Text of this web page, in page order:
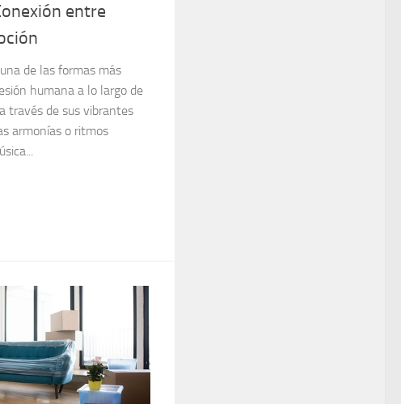
entre
de las formas más
humana a lo largo de
través de sus vibrantes
armonías o ritmos